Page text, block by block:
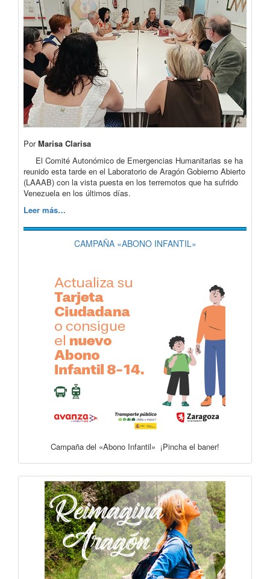
PorMarisa Clarisa
El Comité Autonómico de Emergencias Humanitarias se ha
reunido esta tarde en el Laboratorio de Aragón Gobierno Abierto
(LAAAB) con la vista puesta en los terremotos que ha sufrido
Venezuela en los últimos días.
Leer más…
CAMPAÑA «ABONO INFANTIL»
Campaña del «Abono Infantil» ¡Pincha el baner!